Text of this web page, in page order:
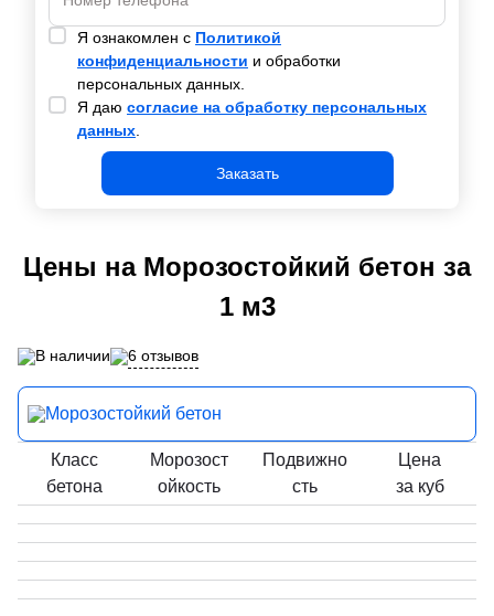
Я ознакомлен с Политикой
конфиденциальности и обработки
персональных данных.
Я даю согласие на обработку персональных
данных
Заказать
Цены на Морозостойкий бетон за
1 м3
В наличии 6 отзывов
Морозостойкий бетон
Класс
бетона
Морозост
ойкость
Подвижно
сть
Цена
за куб